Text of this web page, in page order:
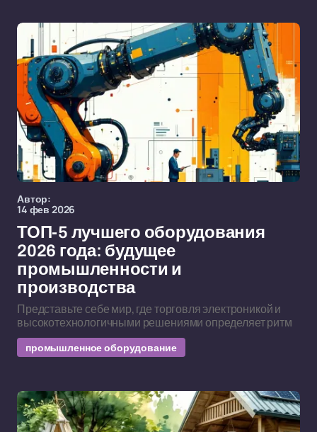
Автор:
14 фев 2026
ТОП-5 лучшего оборудования
2026 года: будущее
промышленности и
производства
Представьте себе мир, где торговля электроникой и
высокотехнологичными решениями определяет ритм
промышленное оборудование